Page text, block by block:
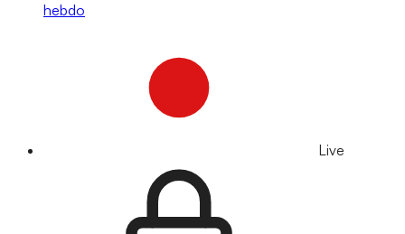
hebdo
Live